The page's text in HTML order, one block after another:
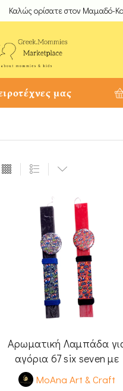
Καλώς ορίσατε στον Μαμαδό-
μας
Αρωματική Λαμπάδα
αγόρια 67 six seven με
κονκάρδα ή μαγνητάκι
MoAna Art & Craft